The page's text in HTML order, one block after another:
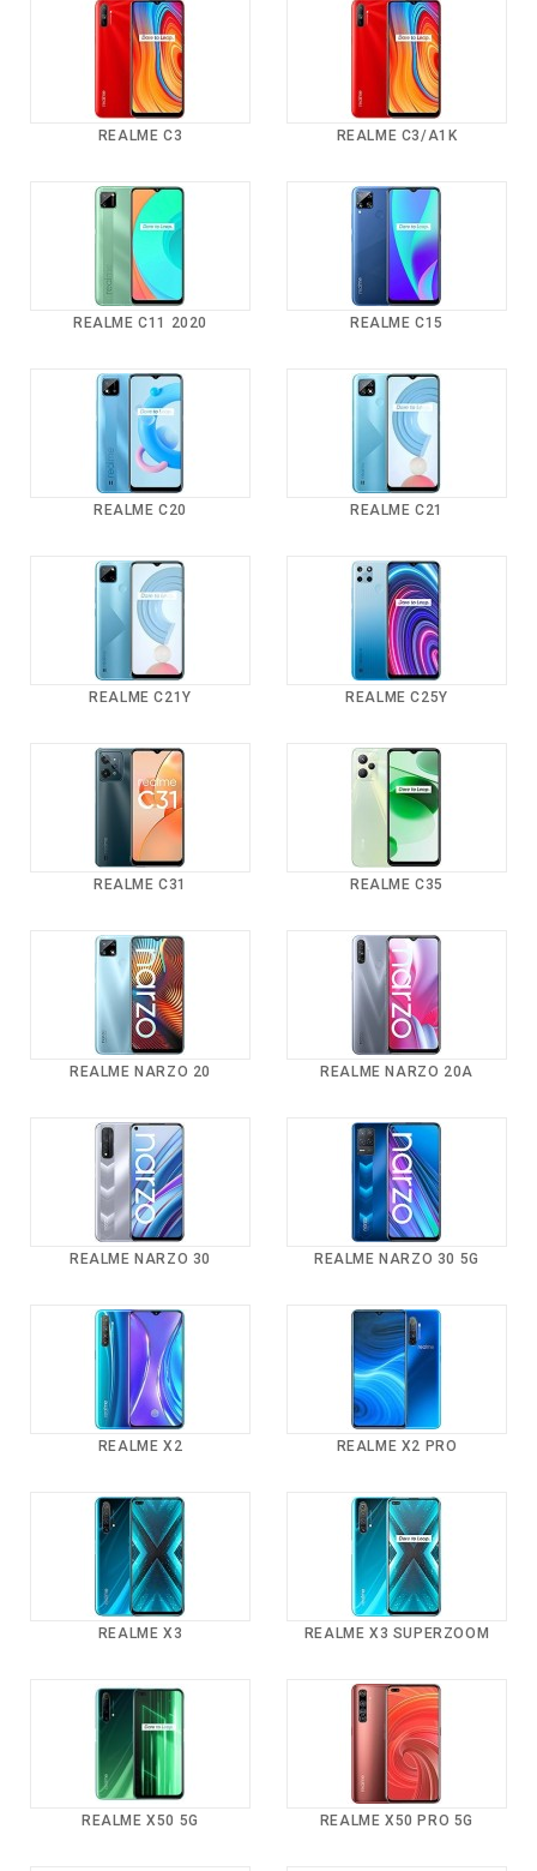
REALME C3 REALME C3/A1K
REALME C11 2020 REALME C15
REALME C20 REALME C21
REALME C21Y REALME C25Y
REALME C31 REALME C35
REALME NARZO 20 REALME NARZO 20A
REALME NARZO 30 REALME NARZO 30 5G
REALME X2 REALME X2 PRO
REALME X3 REALME X3 SUPERZOOM
REALME X50 5G REALME X50 PRO 5G